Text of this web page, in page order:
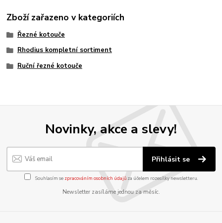
Zboží zařazeno v kategoriích
Řezné kotouče
Rhodius kompletní sortiment
Ruční řezné kotouče
Novinky, akce a slevy!
Přihlásit se
Souhlasím se zpracováním osobních údajůza účelem rozesílky newsletteru.
Newsletter zasíláme jednou za měsíc.